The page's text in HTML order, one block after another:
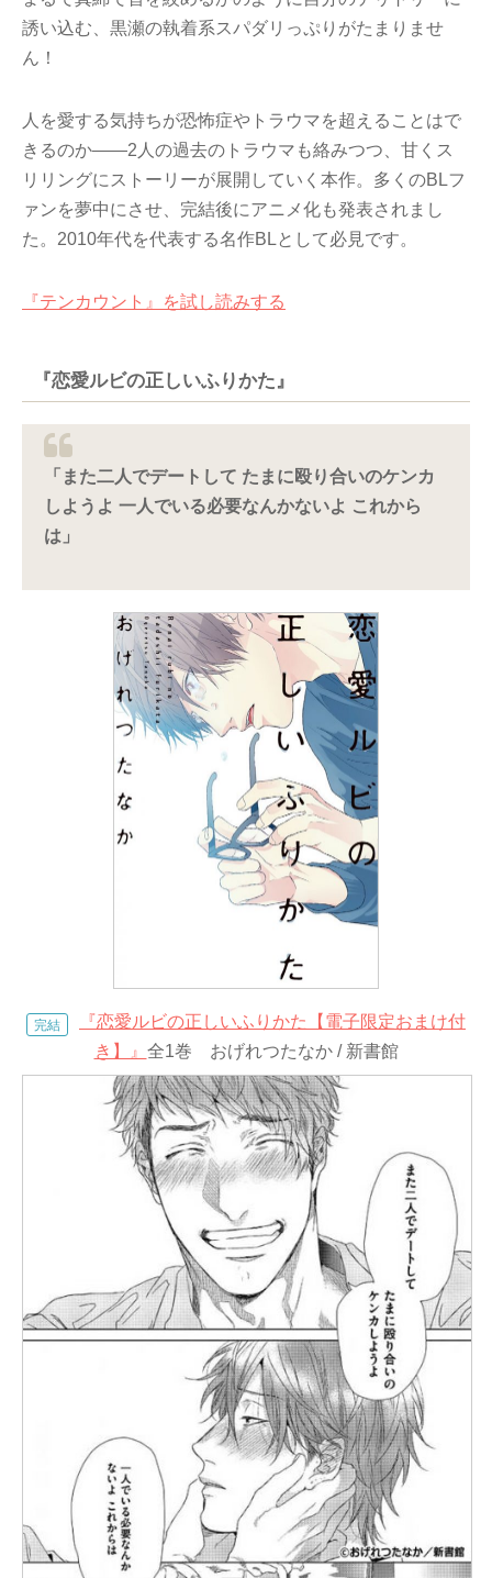
誘い込む、黒瀬の執着系スパダリっぷりがたまりませ
ん！
人を愛する気持ちが恐怖症やトラウマを超えることはで
きるのか――2人の過去のトラウマも絡みつつ、甘くス
リリングにストーリーが展開していく本作。多くのBLフ
ァンを夢中にさせ、完結後にアニメ化も発表されまし
た。2010年代を代表する名作BLとして必見です。
『テンカウント』を試し読みする
『恋愛ルビの正しいふりかた』
「また二人でデートして たまに殴り合いのケンカ
しようよ 一人でいる必要なんかないよ これから
は」
完結
『恋愛ルビの正しいふりかた【電子限定おまけ付
き】』 全1巻 おげれつたなか / 新書館